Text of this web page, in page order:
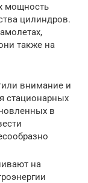
мощность
цилиндров.
также на
внимание и
стационарных
в
на